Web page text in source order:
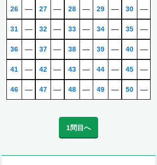
26 ―
31 ―
36 ―
41 ―
46 ―
27 ―
32 ―
37 ―
42 ―
47 ―
28 ―
33 ―
38 ―
43 ―
48 ―
29 ―
34 ―
39 ―
44 ―
49 ―
30 ―
35 ―
40 ―
45 ―
50 ―
1問目へ